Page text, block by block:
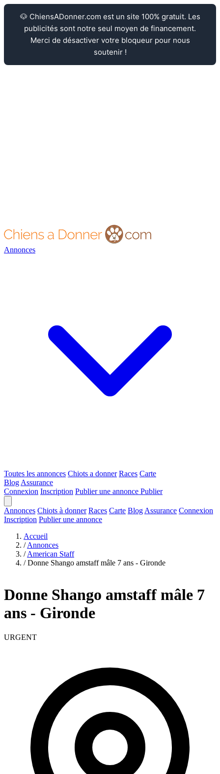
Annonces
Toutes les annonces Chiots a donner Races Carte
Blog Assurance
Connexion Inscription Publier une annonce Publier
Annonces Chiots à donner Races Carte Blog Assurance Connexion
Inscription Publier une annonce
Accueil
/ Annonces
/ American Staff
/ Donne Shango amstaff mâle 7 ans - Gironde
Donne Shango amstaff mâle 7
ans - Gironde
URGENT